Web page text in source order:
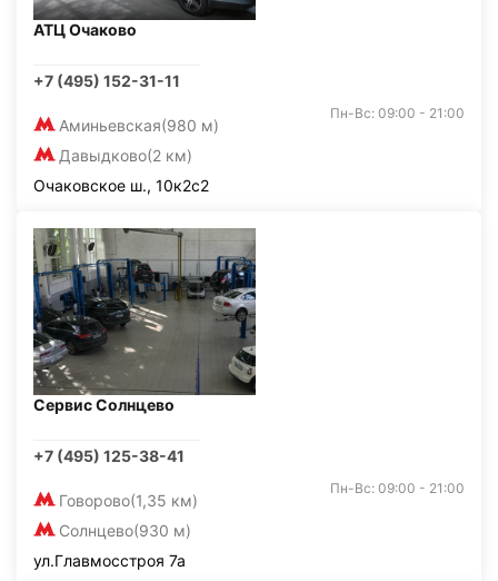
АТЦ Очаково
+7 (495) 152-31-11
Аминьевская(980 м)
Давыдково(2 км)
Пн-Вс: 09:00 - 21:00
Очаковское ш., 10к2с2
Сервис Солнцево
+7 (495) 125-38-41
Говорово(1,35 км)
Солнцево(930 м)
Пн-Вс: 09:00 - 21:00
ул.Главмосстроя 7а